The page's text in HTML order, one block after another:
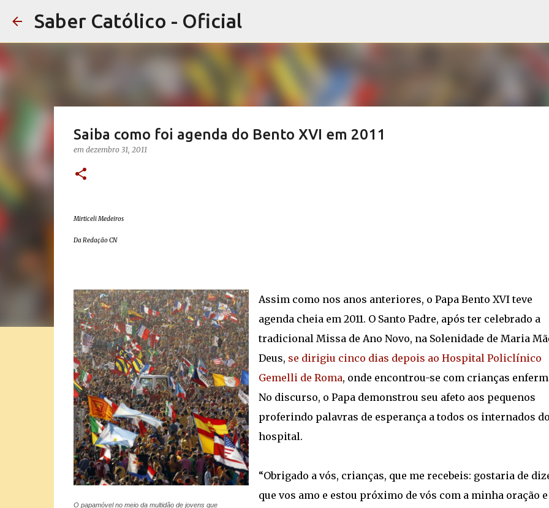
Saber Católico - Oficial
Saiba como foi agenda do Bento XVI em 2011
em dezembro 31, 2011
Mirticeli Medeiros
Da Redação CN
O papamóvel no meio da multidão de jovens que
Assim como nos anos anteriores, o Papa Bento XVI teve
agenda cheia em 2011. O Santo Padre, após ter celebrado a
tradicional Missa de Ano Novo, na Solenidade de Maria
Deus, se dirigiu cinco dias depois ao Hospital Policlínico
Gemelli de Roma, onde encontrou-se com crianças
No discurso, o Papa demonstrou seu afeto aos pequenos
proferindo palavras de esperança a todos os internados do
hospital.
“Obrigado a vós, crianças, que me recebeis: gostaria de
que vos amo e estou próximo de vós com a minha oração e